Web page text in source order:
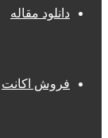
دانلود مقاله
فروش اکانت